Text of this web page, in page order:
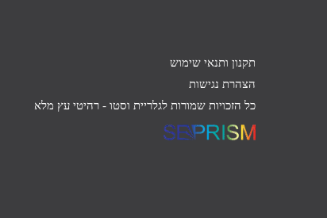
תקנון ותנאי שימוש
הצהרת נגישות
כל הזכויות שמורות לגלריית וסטו - רהיטי עץ מלא